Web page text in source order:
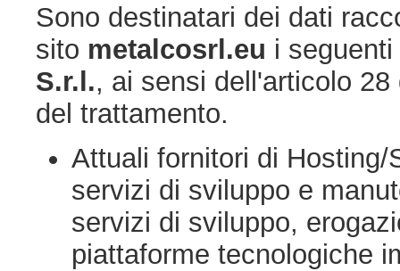
Sono destinatari dei dati
sito metalcosrl.eu i
S.r.l., ai sensi dell'articolo
del trattamento.
Attuali fornitori di
servizi di sviluppo e
servizi di sviluppo,
piattaforme tecnologiche